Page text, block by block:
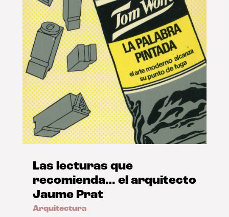
Las lecturas que
recomienda… el arquitecto
Jaume Prat
Arquitectura